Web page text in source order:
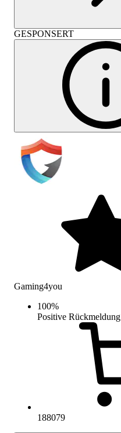
GESPONSERT
Gaming4you
100%
Positive Rückmeldung
188079